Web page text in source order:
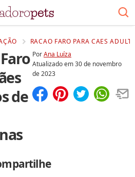
RACAO FARO PARA CAES
de
PorAna Luíza
Atualizado em30 de novembro
de 2023